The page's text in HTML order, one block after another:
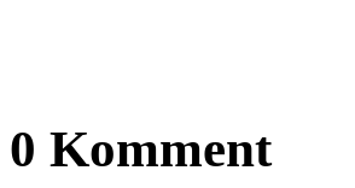
0 Komment